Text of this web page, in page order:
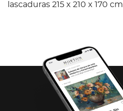
lascaduras 215 x 210 x 170 cm